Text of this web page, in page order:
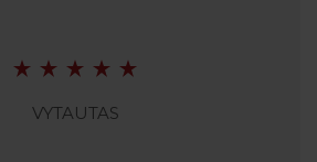
VYTAUTAS